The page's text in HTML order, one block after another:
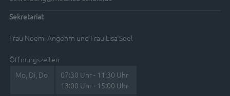
Sekretariat
Frau Noemi Angehrn und Frau Lisa Seel
Öffnungszeiten
Mo, Di, Do
07:30 Uhr - 11:30 Uhr
13:00 Uhr - 15:00 Uhr